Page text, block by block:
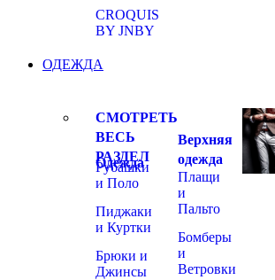
CROQUIS
BY JNBY
ОДЕЖДА
СМОТРЕТЬ
ВЕСЬ
РАЗДЕЛ
Одежда
Рубашки
и Поло
Пиджаки
и Куртки
Брюки и
Джинсы
Верхняя
одежда
Плащи
и
Пальто
Бомберы
и
Ветровки